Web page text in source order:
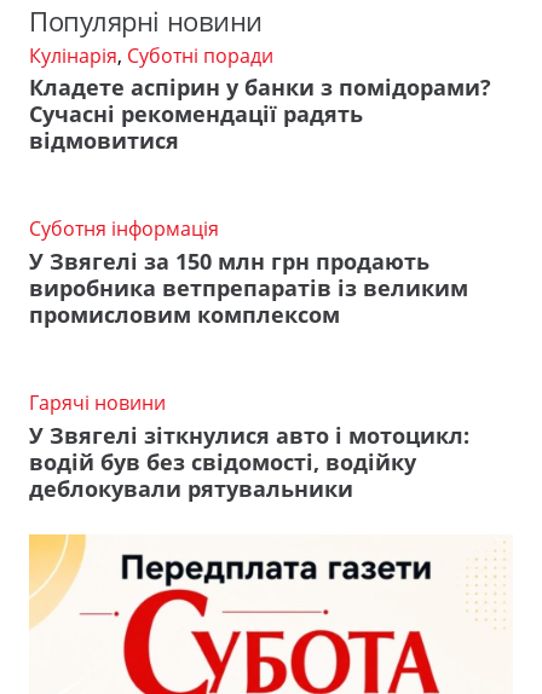
Популярні новини
Кулінарія, Суботні поради
Кладете аспірин у банки з помідорами?
Сучасні рекомендації радять
відмовитися
Суботня інформація
У Звягелі за 150 млн грн продають
виробника ветпрепаратів із великим
промисловим комплексом
Гарячі новини
У Звягелі зіткнулися авто і мотоцикл:
водій був без свідомості, водійку
деблокували рятувальники